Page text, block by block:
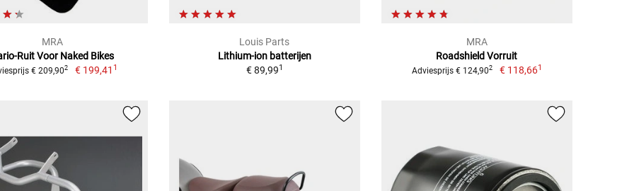
MRA
Ruit Voor Naked Bikes
€ 209,902 € 199,41 1
Louis Parts
Lithium-ion batterijen
€ 89,991
MRA
Roadshield Vorruit
Adviesprijs € 124,902 € 118,661